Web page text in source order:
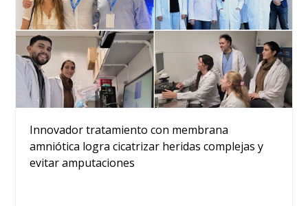
Innovador tratamiento con membrana
amniótica logra cicatrizar heridas complejas y
evitar amputaciones